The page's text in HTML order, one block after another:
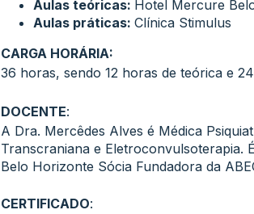
Aulas teóricas: Hotel Mercure
Aulas práticas: Clínica Stimulus
CARGA HORÁRIA:
36 horas, sendo 12 horas de teórica e
DOCENTE:
A Dra. Mercêdes Alves é Médica
Transcraniana e Eletroconvulsoterapia.
Belo Horizonte Sócia Fundadora da
CERTIFICADO: